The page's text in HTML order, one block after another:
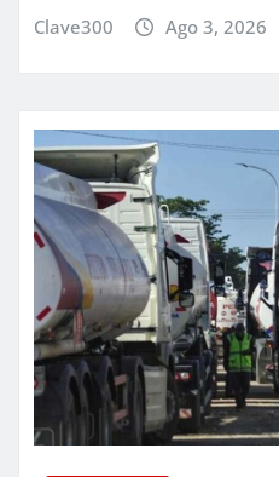
Clave300 Ago 3, 2026